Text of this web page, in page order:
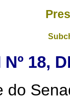
18,
do